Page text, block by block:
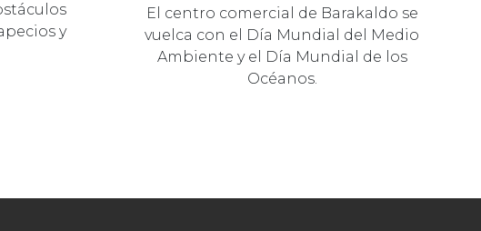
y
El centro comercial de Barakaldo se
vuelca con el Día Mundial del Medio
Ambiente y el Día Mundial de los
Océanos.